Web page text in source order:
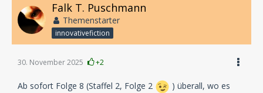
Falk T. Puschmann
Themenstarter
innovativefiction
30. November 2025 +2
Ab sofort Folge 8 (Staffel 2, Folge 2
) überall, wo es